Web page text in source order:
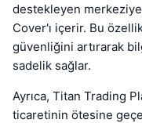
destekleyen
Cover'ı içerir. Bu
güvenliğini artırarak
sadelik sağlar.
Ayrıca, Titan Trading
ticaretinin ötesine